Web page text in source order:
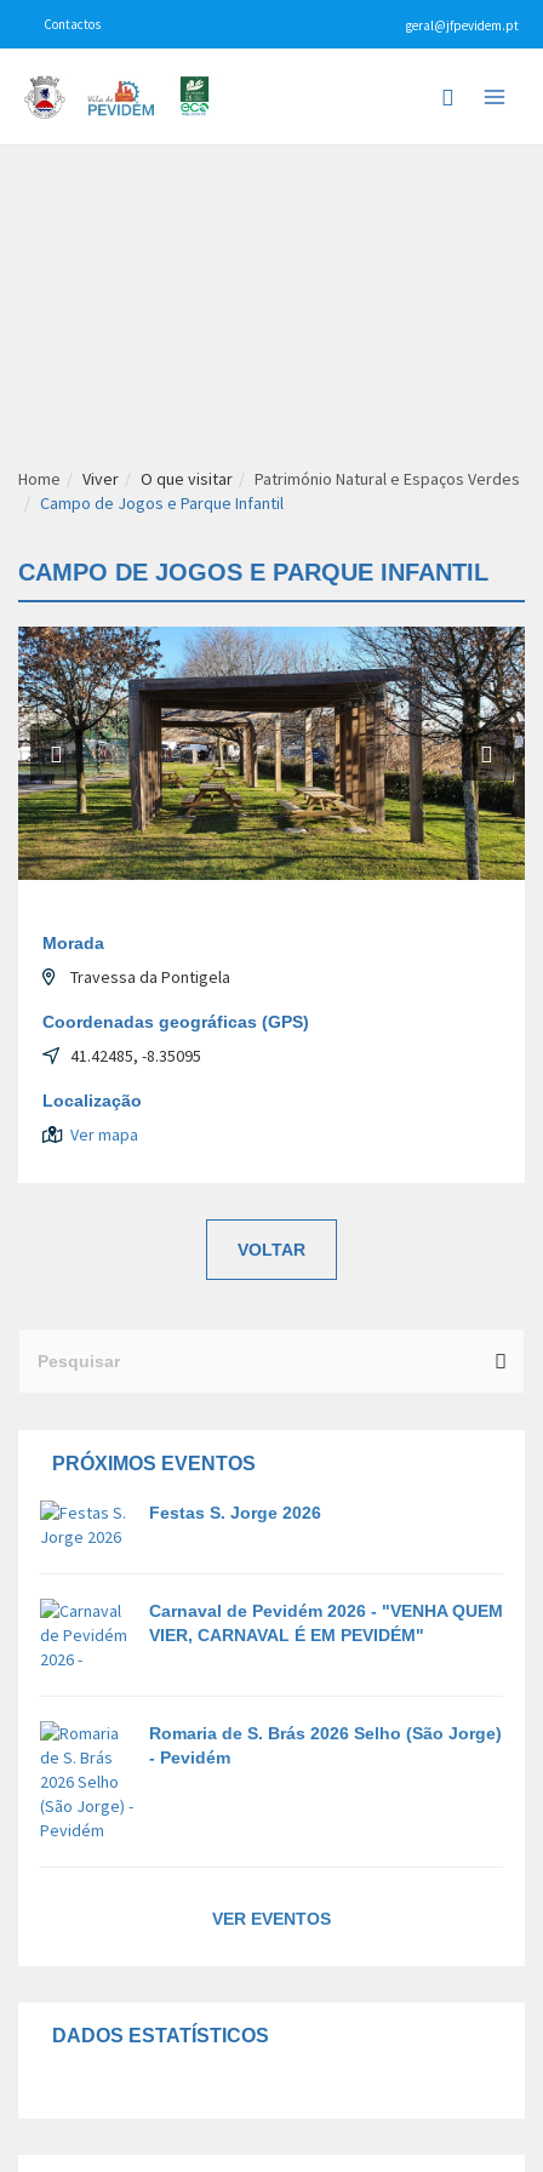
Contactos geral@jfpevidem.pt
Home Viver O que visitar
Património Natural e Espaços Verdes
Campo de Jogos e Parque Infantil
CAMPO DE JOGOS E PARQUE INFANTIL
Morada
Travessa da Pontigela
Coordenadas geográficas (GPS)
41.42485, -8.35095
Localização
Ver mapa
VOLTAR
for:
PRÓXIMOS EVENTOS
Festas S. Jorge 2026
Carnaval de Pevidém 2026 - "VENHA QUEM
VIER, CARNAVAL É EM PEVIDÉM"
Romaria de S. Brás 2026 Selho (São Jorge)
- Pevidém
VER EVENTOS
DADOS ESTATÍSTICOS